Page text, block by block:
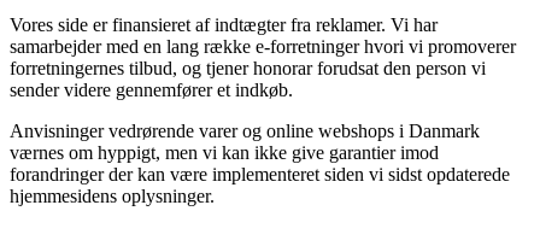
Vores side er finansieret af indtægter fra reklamer. Vi har
samarbejder med en lang række e-forretninger hvori vi promoverer
forretningernes tilbud, og tjener honorar forudsat den person vi
sender videre gennemfører et indkøb.
Anvisninger vedrørende varer og online webshops i Danmark
værnes om hyppigt, men vi kan ikke give garantier imod
forandringer der kan være implementeret siden vi sidst opdaterede
hjemmesidens oplysninger.